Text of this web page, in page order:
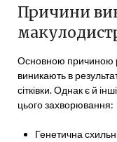
Причини
Основною причиною
виникають в
сітківки. Однак є й
цього захворювання:
Генетична